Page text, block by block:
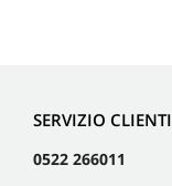
SERVIZIO CLIENTI
0522 266011